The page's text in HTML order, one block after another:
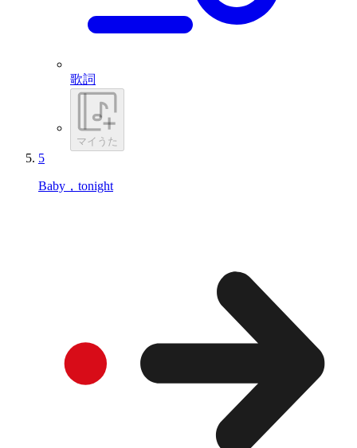
歌詞
マイうた
5
Baby，tonight